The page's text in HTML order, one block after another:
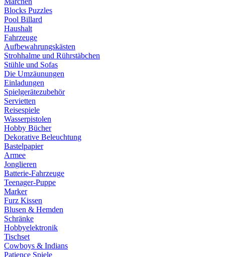
Blocks Puzzles
Pool Billard
Haushalt
Fahrzeuge
Aufbewahrungskästen
Strohhalme und Rührstäbchen
Stühle und Sofas
Die Umzäunungen
Einladungen
Spielgerätezubehör
Servietten
Reisespiele
Wasserpistolen
Hobby Bücher
Dekorative Beleuchtung
Bastelpapier
Armee
Jonglieren
Batterie-Fahrzeuge
Teenager-Puppe
Marker
Furz Kissen
Blusen & Hemden
Schränke
Hobbyelektronik
Tischset
Cowboys & Indians
Patience Spiele